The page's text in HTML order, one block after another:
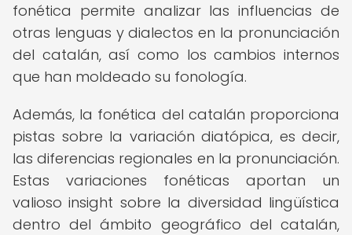
fonética permite analizar las influencias de
otras lenguas y dialectos en la pronunciación
del catalán, así como los cambios internos
que han moldeado su fonología.
Además, la fonética del catalán proporciona
pistas sobre la variación diatópica, es decir,
las diferencias regionales en la pronunciación.
Estas variaciones fonéticas aportan un
valioso insight sobre la diversidad lingüística
dentro del ámbito geográfico del catalán,